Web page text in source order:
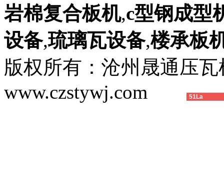
岩棉复合板机,c型钢成型
设备,琉璃瓦设备,楼承板
版权所有：沧州晟通压
www.czstywj.com
51La